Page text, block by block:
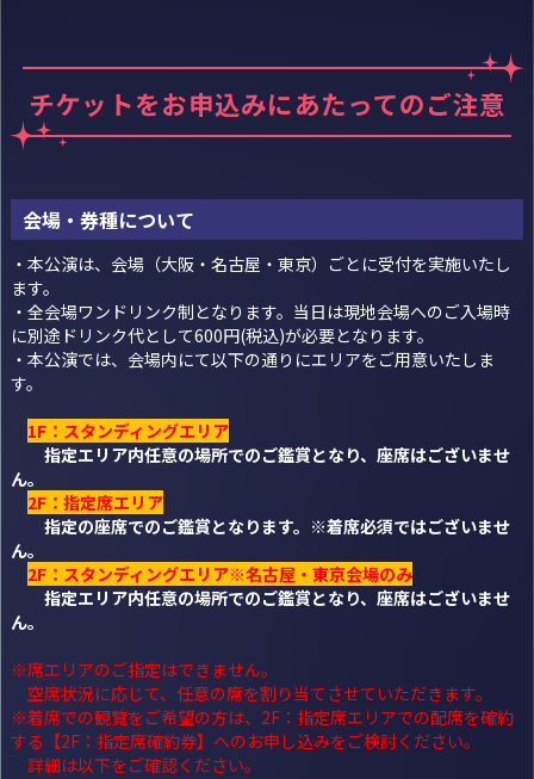
チケットをお申込みにあたってのご注意
会場・券種について
・本公演は、会場（大阪・名古屋・東京）ごとに受付を実施いたし
ます。
・全会場ワンドリンク制となります。当日は現地会場へのご入場時
に別途ドリンク代として600円(税込)が必要となります。
・本公演では、会場内にて以下の通りにエリアをご用意いたしま
す。
1F：スタンディングエリア
指定エリア内任意の場所でのご鑑賞となり、座席はございませ
ん。
2F：指定席エリア
指定の座席でのご鑑賞となります。※着席必須ではございませ
ん。
2F：スタンディングエリア※名古屋・東京会場のみ
指定エリア内任意の場所でのご鑑賞となり、座席はございませ
ん。
※席エリアのご指定はできません。
空席状況に応じて、任意の席を割り当てさせていただきます。
※着席での観覧をご希望の方は、2F：指定席エリアでの配席を確約
する【2F：指定席確約券】へのお申し込みをご検討ください。
詳細は以下をご確認ください。